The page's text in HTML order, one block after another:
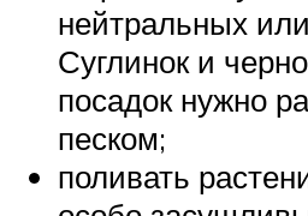
нейтральных
Суглинок и
посадок нужно
песком;
поливать